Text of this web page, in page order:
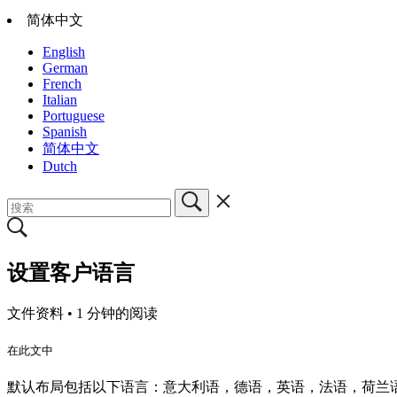
简体中文
English
German
French
Italian
Portuguese
Spanish
简体中文
Dutch
设置客户语言
文件资料 • 1 分钟的阅读
在此文中
默认布局包括以下语言：意大利语，德语，英语，法语，荷兰